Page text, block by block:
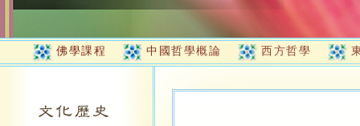
佛學課程 中國哲學概論 西方哲學